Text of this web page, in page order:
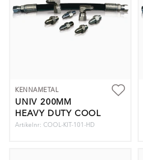
KENNAMETAL
UNIV 200MM
HEAVY DUTY COOL
KIT
Artikelnr: COOL-KIT-101-HD